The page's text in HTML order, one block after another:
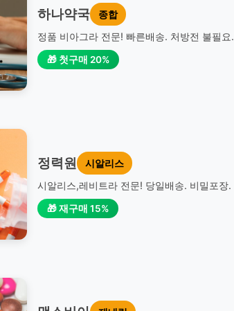
하나약국
종합
정품 비아그라 전문! 빠른배송. 처방전 불필요.
🎁 첫구매 20%
정력원
시알리스
시알리스,레비트라 전문! 당일배송. 비밀포장.
🎁 재구매 15%